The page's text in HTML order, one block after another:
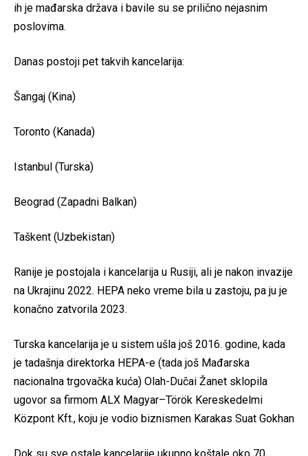
ih je mađarska država i bavile su se prilično nejasnim
poslovima.
Danas postoji pet takvih kancelarija:
Šangaj (Kina)
Toronto (Kanada)
Istanbul (Turska)
Beograd (Zapadni Balkan)
Taškent (Uzbekistan)
Ranije je postojala i kancelarija u Rusiji, ali je nakon invazije
na Ukrajinu 2022. HEPA neko vreme bila u zastoju, pa ju je
konačno zatvorila 2023.
Turska kancelarija je u sistem ušla još 2016. godine, kada
je tadašnja direktorka HEPA-e (tada još Mađarska
nacionalna trgovačka kuća) Olah-Dučai Žanet sklopila
ugovor sa firmom ALX Magyar–Török Kereskedelmi
Központ Kft., koju je vodio biznismen Karakas Suat Gokhan